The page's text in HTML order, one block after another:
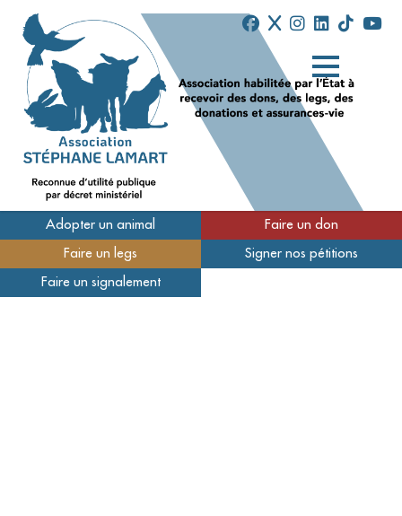
Qui sommes-nous
Nos refuges
Adopter un animal Faire un don
Faire un legs Signer nos pétitions
Faire un signalement